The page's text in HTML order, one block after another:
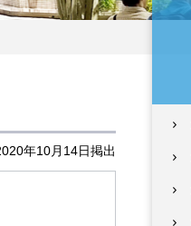
年10月14日掲出